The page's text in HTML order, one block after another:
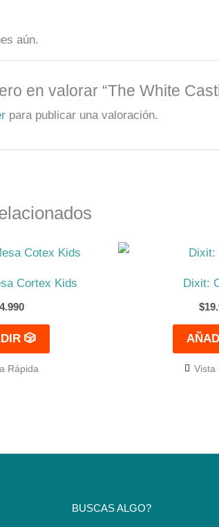
aún.
en valorar “The White
para publicar una valoración.
Cortex Kids
🎲
Rápida
Dixit:
$
Vista
BUSCAS ALGO?